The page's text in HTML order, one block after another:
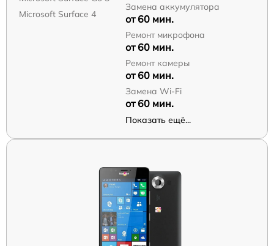
Microsoft Surface 4
Замена аккумулятора
от 60 мин.
Ремонт микрофона
от 60 мин.
Ремонт камеры
от 60 мин.
Замена Wi-Fi
от 60 мин.
Показать ещё...